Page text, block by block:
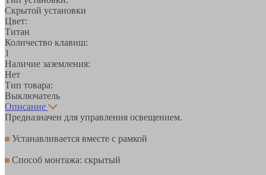
Скрытой установки
Цвет:
Титан
Количество клавиш:
1
Наличие заземления:
Нет
Тип товара:
Выключатель
Описание
Предназначен для управления освещением.
Устанавливается вместе с рамкой
Способ монтажа: скрытый